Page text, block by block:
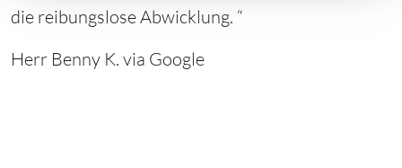
die reibungslose Abwicklung. “
Herr Benny K. via Google